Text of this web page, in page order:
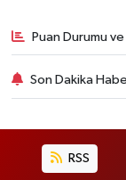
Puan Durumu
Son Dakika
RSS